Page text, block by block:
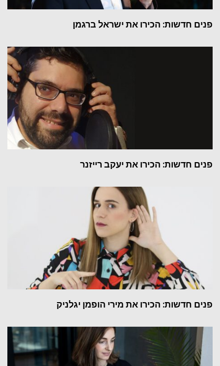
פנים חדשות: הכירו את ישראל ברגמן
פנים חדשות: הכירו את יעקב רייזנר
פנים חדשות: הכירו את מירי הופמן יגלניק